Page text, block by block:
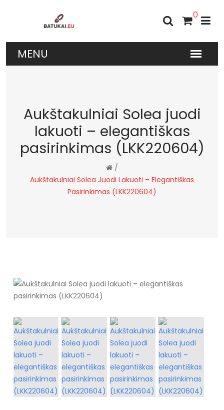
0
Aukštakulniai Solea juodi
lakuoti – elegantiškas
pasirinkimas (LKK220604)
/
Aukštakulniai Solea Juodi Lakuoti – Elegantiškas
Pasirinkimas (LKK220604)